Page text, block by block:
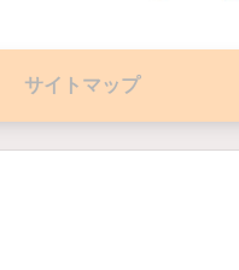
サイトマップ